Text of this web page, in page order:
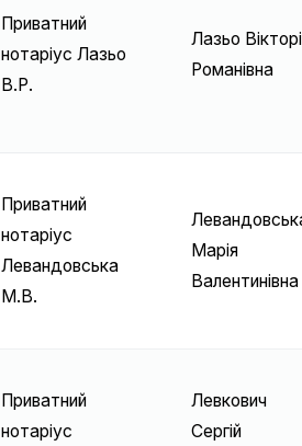
Приватний
нотаріус Лазьо
В.Р.
Лазьо
Романівна
Приватний
нотаріус
Левандовська
М.В.
Марія
Валентинівна
Приватний
нотаріус
Левкович
Сергій